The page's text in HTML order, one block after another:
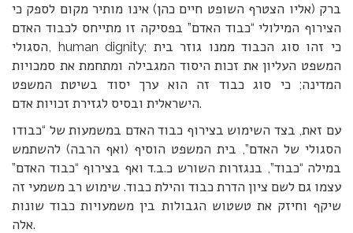
ברק (אליו הצטרף השופט חיים כהן) אינו מותיר מקום לספק כי
הצירוף המילולי “כבוד האדם” בפסיקה זו מתייחס לכבוד האדם
הסגולי, human dignity; כי זהו סוג הכבוד ממנו גוזר בית
המשפט העליון את זכות היסוד המגבילה ומתחמת את סמכויות
המדינה; כי סוג כבוד זה הוא ערך יסוד בשיטת המשפט
הישראלית ובסיס לגזירת זכויות אדם.
עם זאת, בצד השימוש בצירוף כבוד האדם במשמעות של “כבודו
הסגולי של האדם”, בית המשפט הוסיף (ואף הרבה) להשתמש
במילה “כבוד”, בנגזרות השורש כ.ב.ד ואף בצירוף “כבוד האדם”
עצמו גם לשם ציון הדרת כבוד והילת כבוד. שימוש רב משמעי זה
שיקף וחיזק את טשטוש הגבולות בין משמעויות כבוד שונות
אלה.